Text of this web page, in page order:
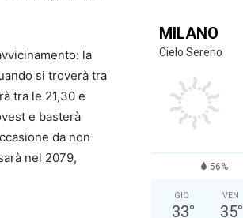
la
si troverà tra
tra le 21,30 e
e basterà
da non
nel 2079,
MILANO
Cielo Sereno
56%
GIO
33°
VEN
35°